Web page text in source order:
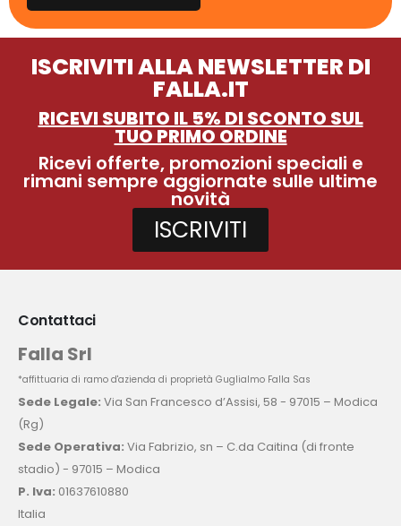
ISCRIVITI ALLA NEWSLETTER DI
FALLA.IT
RICEVI SUBITO IL 5% DI SCONTO SUL
TUO PRIMO ORDINE
Ricevi offerte, promozioni speciali e
rimani sempre aggiornate sulle ultime
novità
ISCRIVITI
Contattaci
Falla Srl
*affittuaria di ramo d'azienda di proprietà Guglialmo Falla Sas
Sede Legale: Via San Francesco d’Assisi, 58 - 97015 – Modica
(Rg)
Sede Operativa: Via Fabrizio, sn – C.da Caitina (di fronte
stadio) - 97015 – Modica
P. Iva: 01637610880
Italia